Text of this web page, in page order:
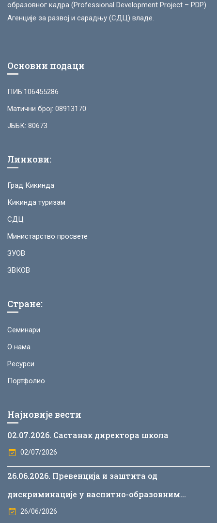
образовног кадра (Professional Development Project – PDP)
Агенције за развој и сарадњу (СДЦ) владе.
Основни подаци
ПИБ:106455286
Матични број: 08913170
ЈББК: 80673
Линкови:
Град Кикинда
Кикинда туризам
СДЦ
Министарство просвете
ЗУОВ
ЗВКОВ
Стране:
Семинари
О нама
Ресурси
Портфолио
Најновије вести
02.07.2026. Састанак директора школа
02/07/2026
26.06.2026. Превенција и заштита од
дискриминације у васпитно-образовним
установама
26/06/2026